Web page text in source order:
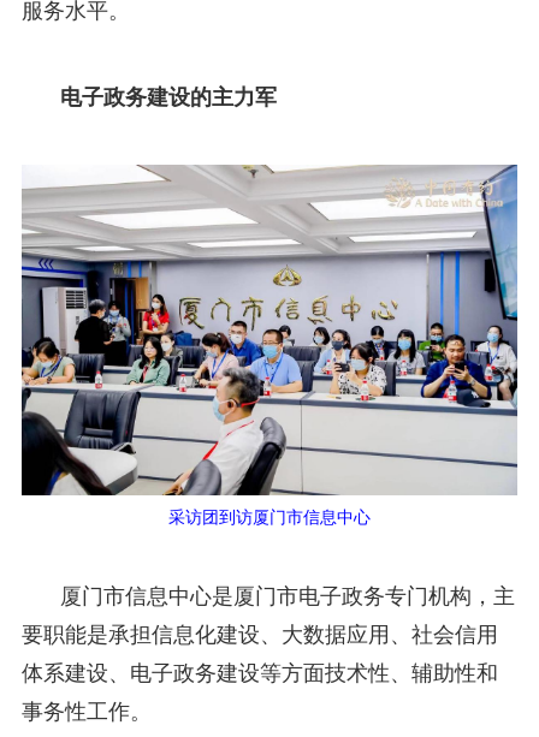
服务水平。
电子政务建设的主力军
采访团到访厦门市信息中心
厦门市信息中心是厦门市电子政务专门机构，主
要职能是承担信息化建设、大数据应用、社会信用
体系建设、电子政务建设等方面技术性、辅助性和
事务性工作。